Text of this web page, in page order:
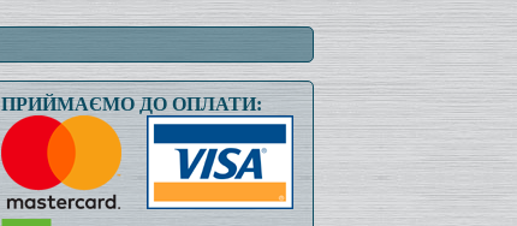
ПРИЙМАЄМО ДО ОПЛАТИ: